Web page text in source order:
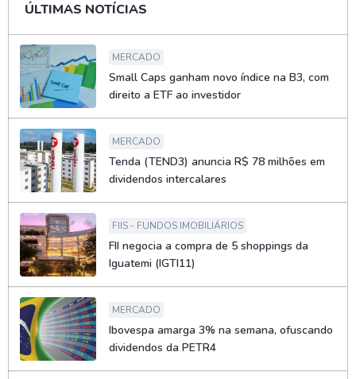
ÚLTIMAS NOTÍCIAS
MERCADO
Small Caps ganham novo índice na B3, com
direito a ETF ao investidor
MERCADO
Tenda (TEND3) anuncia R$ 78 milhões em
dividendos intercalares
FIIS - FUNDOS IMOBILIÁRIOS
FII negocia a compra de 5 shoppings da
Iguatemi (IGTI11)
MERCADO
Ibovespa amarga 3% na semana, ofuscando
dividendos da PETR4